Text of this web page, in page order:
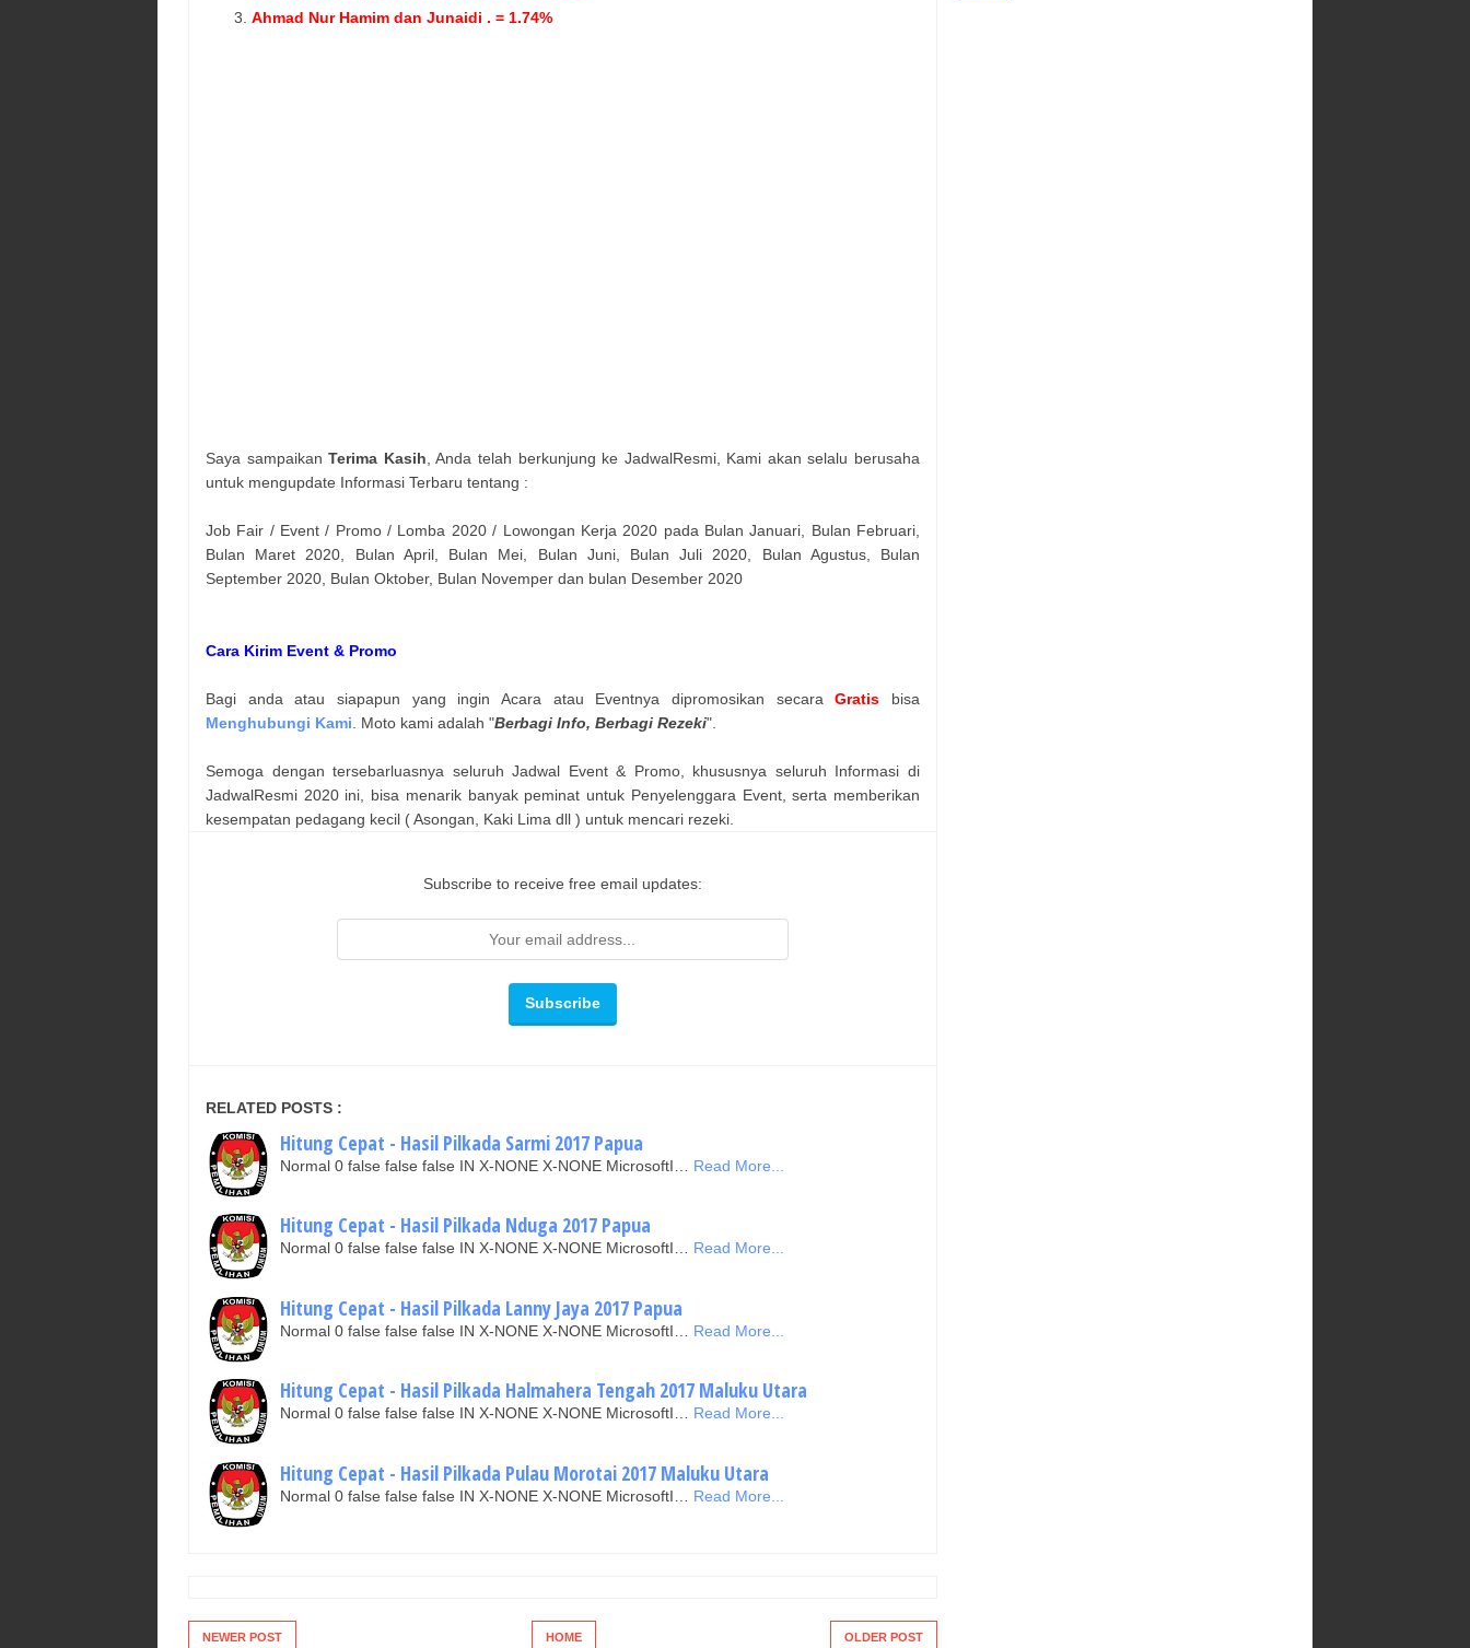
Ahmad Nur Hamim dan Junaidi . = 1.74%
Saya sampaikanTerima Kasih , Anda telah berkunjung ke JadwalResmi, Kami akan selalu berusaha
untuk mengupdate Informasi Terbaru tentang :
Job Fair / Event / Promo / Lomba 2020 / Lowongan Kerja 2020 pada Bulan Januari, Bulan Februari,
Bulan Maret 2020, Bulan April, Bulan Mei, Bulan Juni, Bulan Juli 2020, Bulan Agustus, Bulan
September 2020, Bulan Oktober, Bulan Novemper dan bulan Desember 2020
Cara Kirim Event & Promo
Bagi anda atau siapapun yang ingin Acara atau Eventnya dipromosikan secaraGratis bisa
Menghubungi Kami . Moto kami adalah "Berbagi Info, Berbagi Rezeki".
Semoga dengan tersebarluasnya seluruh Jadwal Event & Promo, khususnya seluruh Informasi di
JadwalResmi 2020 ini, bisa menarik banyak peminat untuk Penyelenggara Event, serta memberikan
kesempatan pedagang kecil ( Asongan, Kaki Lima dll ) untuk mencari rezeki.
Subscribe to receive free email updates:
RELATED POSTS :
Hitung Cepat - Hasil Pilkada Sarmi 2017 Papua
Normal 0 false false false IN X-NONE X-NONE MicrosoftI… Read More...
Hitung Cepat - Hasil Pilkada Nduga 2017 Papua
Normal 0 false false false IN X-NONE X-NONE MicrosoftI… Read More...
Hitung Cepat - Hasil Pilkada Lanny Jaya 2017 Papua
Normal 0 false false false IN X-NONE X-NONE MicrosoftI… Read More...
Hitung Cepat - Hasil Pilkada Halmahera Tengah 2017 Maluku Utara
Normal 0 false false false IN X-NONE X-NONE MicrosoftI… Read More...
Hitung Cepat - Hasil Pilkada Pulau Morotai 2017 Maluku Utara
Normal 0 false false false IN X-NONE X-NONE MicrosoftI… Read More...
NEWER POST OLDER POST
HOME